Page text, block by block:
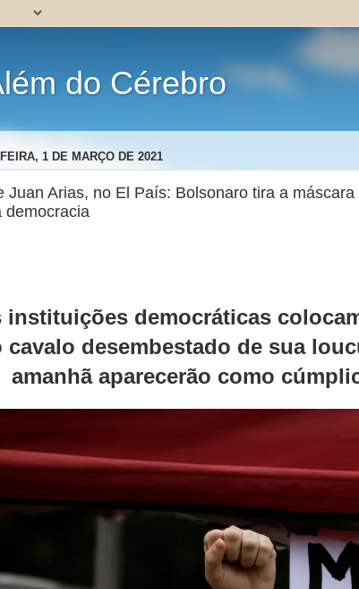
do Cérebro
1 DE MARÇO DE 2021
Juan Arias, no El País: Bolsonaro tira a
democracia
instituições democráticas
cavalo desembestado de sua
amanhã aparecerão como